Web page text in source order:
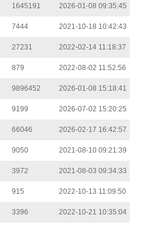
1645191 2026-01-08 09:35:45
7444 2021-10-18 10:42:43
27231 2022-02-14 11:18:37
879 2022-08-02 11:52:56
9896452 2026-01-08 15:18:41
9199 2026-07-02 15:20:25
66046 2026-02-17 16:42:57
9050 2021-08-10 09:21:39
3972 2021-08-03 09:34:33
915 2022-10-13 11:09:50
3396 2022-10-21 10:35:04